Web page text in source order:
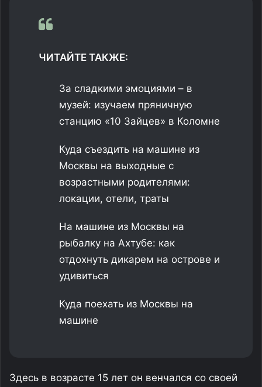
ЧИТАЙТЕ ТАКЖЕ:
За сладкими эмоциями – в
музей: изучаем пряничную
станцию «10 Зайцев» в Коломне
Куда съездить на машине из
Москвы на выходные с
возрастными родителями:
локации, отели, траты
На машине из Москвы на
рыбалку на Ахтубе: как
отдохнуть дикарем на острове и
удивиться
Куда поехать из Москвы на
машине
Здесь в возрасте 15 лет он венчался со своей